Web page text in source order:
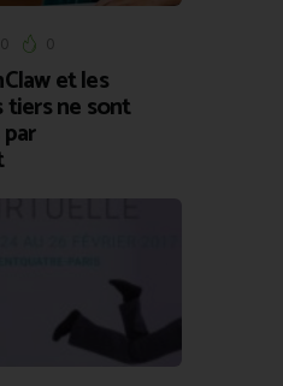
0 0
et les
tiers ne sont